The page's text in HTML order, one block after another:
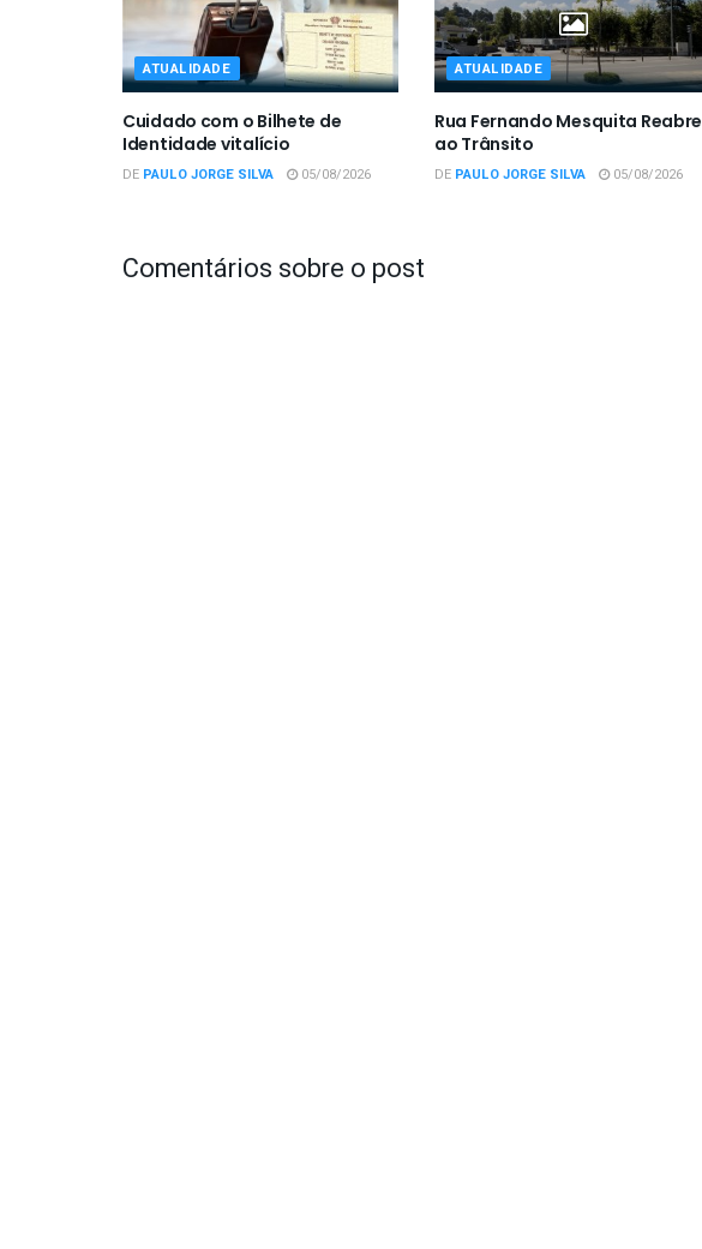
ATUALIDADE
Cuidado com o Bilhete de
Identidade vitalício
DE PAULO JORGE SILVA 05/08/2026
ATUALIDADE
Rua Fernando Mesquita Reabre
ao Trânsito
DE PAULO JORGE SILVA 05/08/2026
Comentários sobre o post